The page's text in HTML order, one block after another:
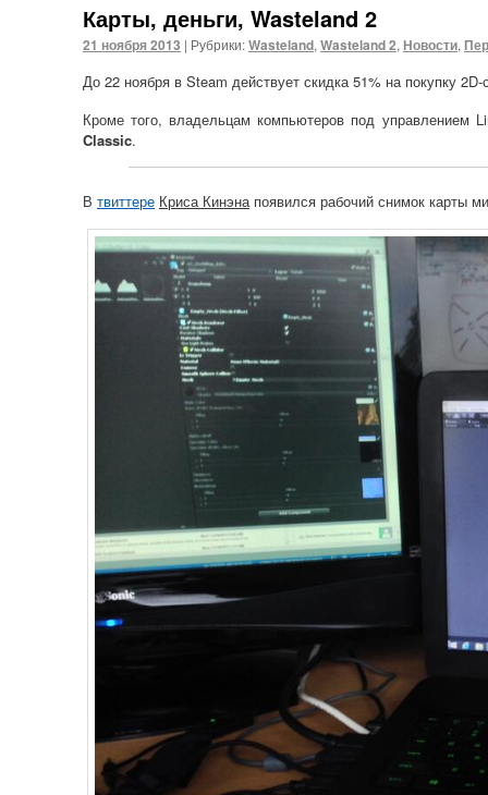
Карты, деньги, Wasteland 2
21 ноября 2013 | Рубрики:Wasteland, Wasteland 2, Новости,
До 22 ноября в Steam действует скидка 51% на покупку
Кроме того, владельцам компьютеров под управлением
Classic.
В твиттере Криса Кинэнапоявился рабочий снимок карты